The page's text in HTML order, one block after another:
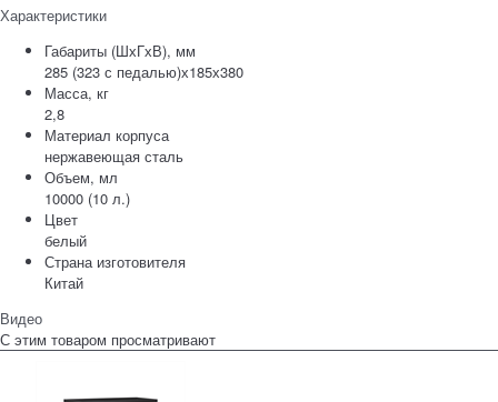
Характеристики
Габариты (ШхГхВ), мм
285 (323 с педалью)х185х380
Масса, кг
2,8
Материал корпуса
нержавеющая сталь
Объем, мл
10000 (10 л.)
Цвет
белый
Страна изготовителя
Китай
Видео
С этим товаром просматривают